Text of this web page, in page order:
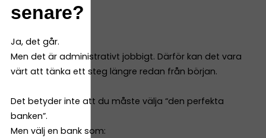
senare?
Ja, det går.
Men det är administrativt jobbigt. Därför kan det vara
värt att tänka ett steg längre redan från början.
Det betyder inte att du måste välja “den perfekta
banken”.
Men välj en bank som: